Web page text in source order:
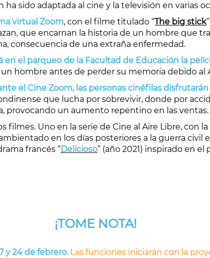
sido adaptada al cine y la televisión en varias
virtual Zoom, con el filme titulado “The big stick
que encarnan la historia de un hombre que
consecuencia de una extraña enfermedad.
en el parqueo de la Facultad de Educación la
hombre antes de perder su memoria debido al
el Cine Zoom, las personas cinéfilas disfrutarán
que lucha por sobrevivir, donde por
provocando un aumento repentino en las ventas.
filmes. Uno en la serie de Cine al Aire Libre, con
en los días posteriores a la guerra civil
francés “Delicioso” (año 2021) inspirado en
¡TOME NOTA!
y 24 de febrero. Las funciones iniciarán con la